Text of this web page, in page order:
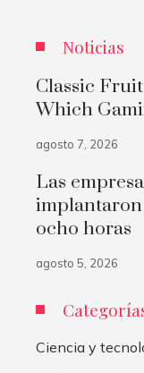
Noticias
Classic
Which
agosto 7, 2026
Las
ocho horas
agosto 5, 2026
Ciencia y